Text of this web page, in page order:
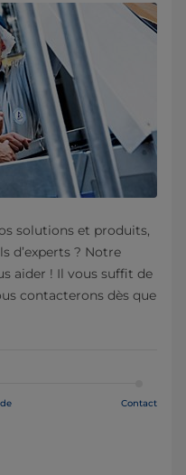
solutions et produits,
d’experts ? Notre
aider ! Il vous suffit de
contacterons dès que
Contact